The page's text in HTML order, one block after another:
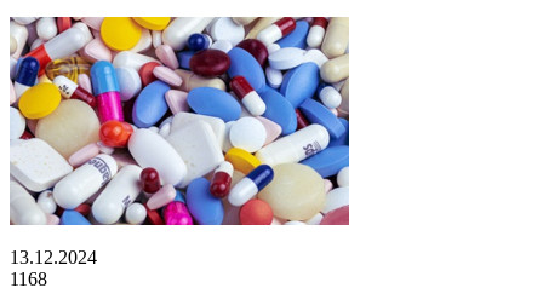
13.12.2024
1168